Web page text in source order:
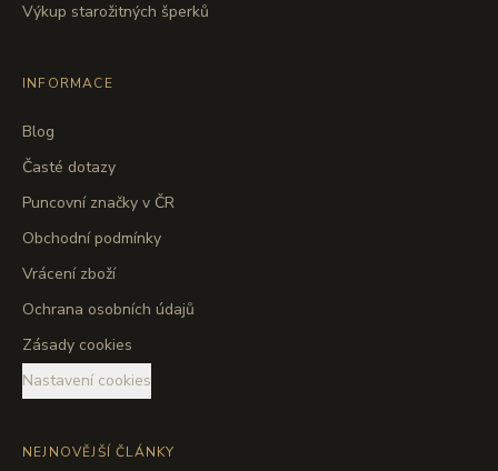
Výkup starožitných šperků
INFORMACE
Blog
Časté dotazy
Puncovní značky v ČR
Obchodní podmínky
Vrácení zboží
Ochrana osobních údajů
Zásady cookies
Nastavení cookies
NEJNOVĚJŠÍ ČLÁNKY